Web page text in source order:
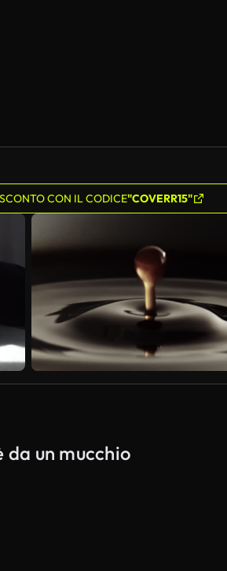
CON IL CODICE"COVERR15"
un mucchio